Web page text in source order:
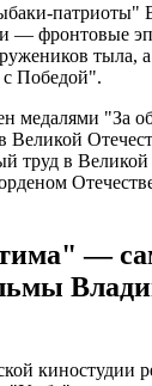
патриоты"
— фронтовые
тыла,
Победой".
медалями "За
Великой
труд в
—
киностудии